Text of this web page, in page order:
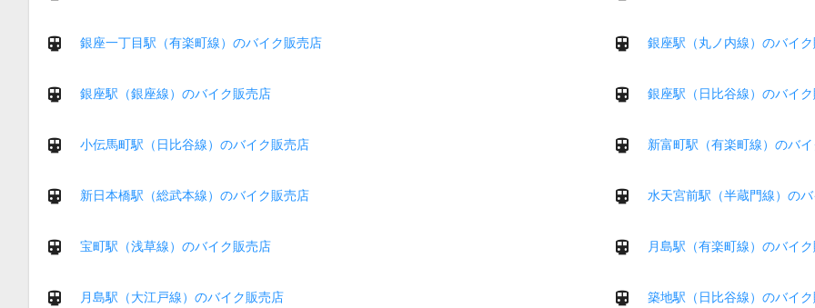
銀座一丁目駅（有楽町線）のバイク販売店 銀座駅（丸ノ内線）のバイ
銀座駅（銀座線）のバイク販売店 銀座駅（日比谷線）のバイ
小伝馬町駅（日比谷線）のバイク販売店 新富町駅（有楽町線）のバ
新日本橋駅（総武本線）のバイク販売店 水天宮前駅（半蔵門線）の
宝町駅（浅草線）のバイク販売店 月島駅（有楽町線）のバイ
月島駅（大江戸線）のバイク販売店 築地駅（日比谷線）のバイ